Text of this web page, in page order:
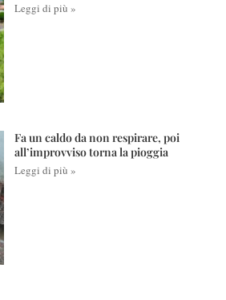
Leggi di più »
Fa un caldo da non respirare, poi
all’improvviso torna la pioggia
Leggi di più »